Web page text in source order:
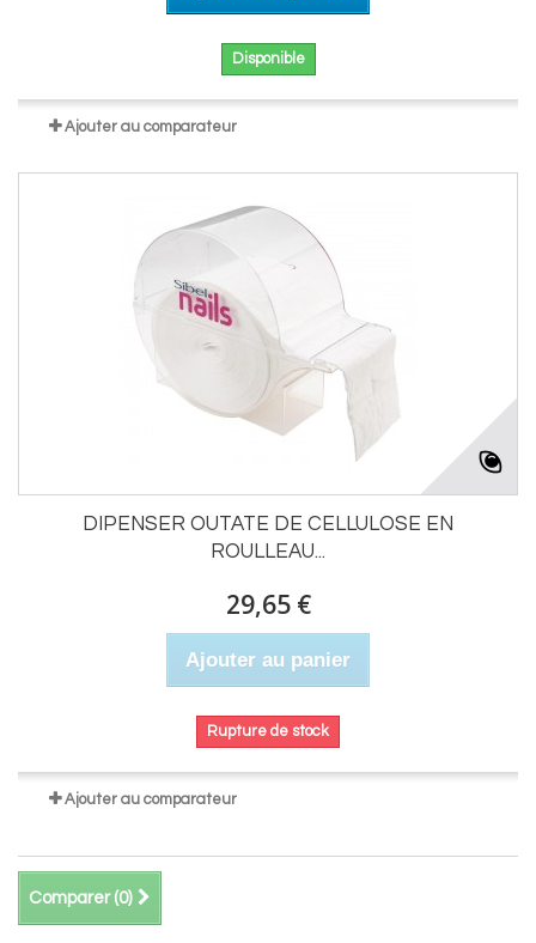
Disponible
Ajouter au comparateur
DIPENSER OUTATE DE CELLULOSE EN
ROULLEAU...
29,65 €
Ajouter au panier
Rupture de stock
Ajouter au comparateur
Comparer (0)